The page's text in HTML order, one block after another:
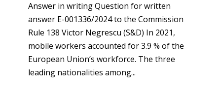
Answer in writing Question for written
answer E-001336/2024 to the Commission
Rule 138 Victor Negrescu (S&D) In 2021,
mobile workers accounted for 3.9 % of the
European Union’s workforce. The three
leading nationalities among...